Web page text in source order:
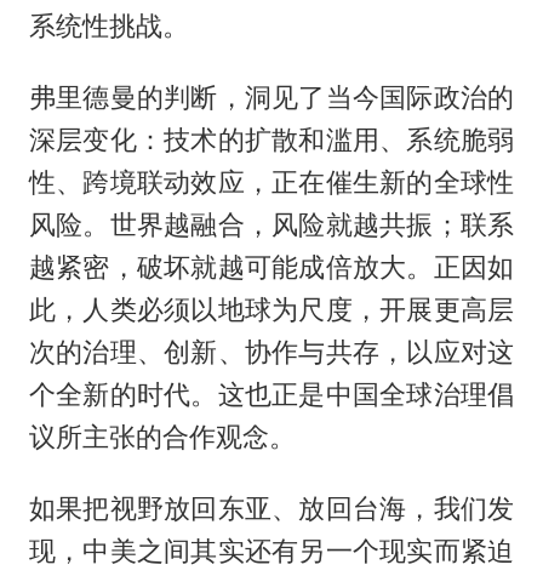
系统性挑战。
弗里德曼的判断，洞见了当今国际政治的
深层变化：技术的扩散和滥用、系统脆弱
性、跨境联动效应，正在催生新的全球性
风险。世界越融合，风险就越共振；联系
越紧密，破坏就越可能成倍放大。正因如
此，人类必须以地球为尺度，开展更高层
次的治理、创新、协作与共存，以应对这
个全新的时代。这也正是中国全球治理倡
议所主张的合作观念。
如果把视野放回东亚、放回台海，我们发
现，中美之间其实还有另一个现实而紧迫